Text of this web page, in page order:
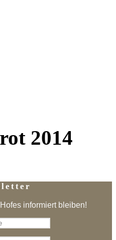
2014
informiert bleiben!